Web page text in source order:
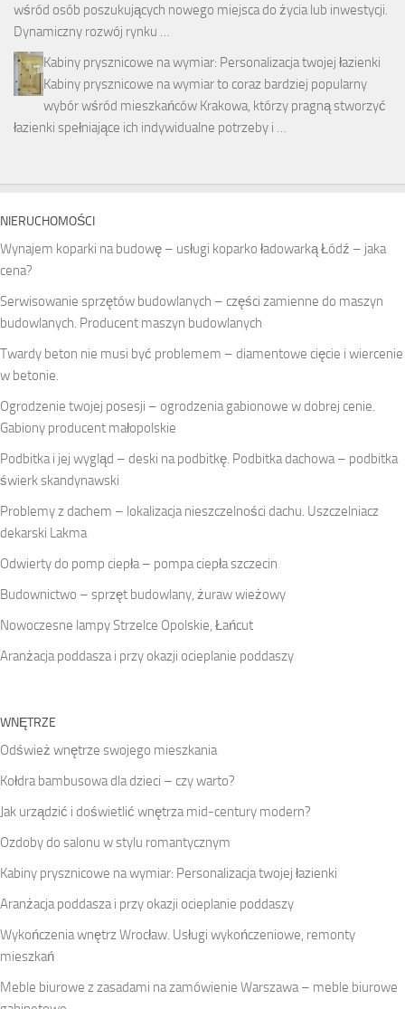
wśród osób poszukujących nowego miejsca do życia lub inwestycji.
Dynamiczny rozwój rynku …
Kabiny prysznicowe na wymiar: Personalizacja twojej łazienki
Kabiny prysznicowe na wymiar to coraz bardziej popularny
wybór wśród mieszkańców Krakowa, którzy pragną stworzyć
łazienki spełniające ich indywidualne potrzeby i …
NIERUCHOMOŚCI
Wynajem koparki na budowę – usługi koparko ładowarką Łódź – jaka
cena?
Serwisowanie sprzętów budowlanych – części zamienne do maszyn
budowlanych. Producent maszyn budowlanych
Twardy beton nie musi być problemem – diamentowe cięcie i wiercenie
w betonie.
Ogrodzenie twojej posesji – ogrodzenia gabionowe w dobrej cenie.
Gabiony producent małopolskie
Podbitka i jej wygląd – deski na podbitkę. Podbitka dachowa – podbitka
świerk skandynawski
Problemy z dachem – lokalizacja nieszczelności dachu. Uszczelniacz
dekarski Lakma
Odwierty do pomp ciepła – pompa ciepła szczecin
Budownictwo – sprzęt budowlany, żuraw wieżowy
Nowoczesne lampy Strzelce Opolskie, Łańcut
Aranżacja poddasza i przy okazji ocieplanie poddaszy
WNĘTRZE
Odśwież wnętrze swojego mieszkania
Kołdra bambusowa dla dzieci – czy warto?
Jak urządzić i doświetlić wnętrza mid-century modern?
Ozdoby do salonu w stylu romantycznym
Kabiny prysznicowe na wymiar: Personalizacja twojej łazienki
Aranżacja poddasza i przy okazji ocieplanie poddaszy
Wykończenia wnętrz Wrocław. Usługi wykończeniowe, remonty
mieszkań
Meble biurowe z zasadami na zamówienie Warszawa – meble biurowe